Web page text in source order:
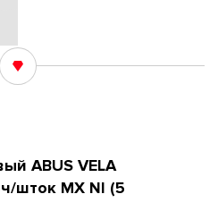
ABUS VELA
шток MX NI (5